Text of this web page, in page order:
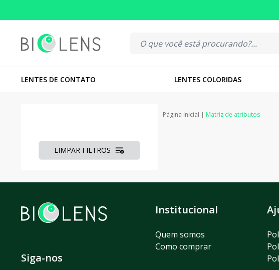
LENTES DE CONTATO LENTES COLORIDAS
LIMPAR FILTROS
Página inicial | Matriz de atributos
Siga-nos
Institucional
Quem somos
Como comprar